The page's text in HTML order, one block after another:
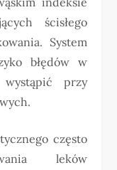
ścisłego
System
błędów w
przy
często
leków